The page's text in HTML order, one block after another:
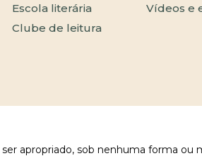
Escola literária
Clube de leitura
Vídeos e
apropriado, sob nenhuma forma ou